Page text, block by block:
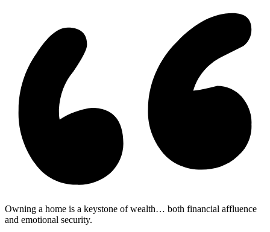
Owning a home is a keystone of wealth… both financial affluence
and emotional security.